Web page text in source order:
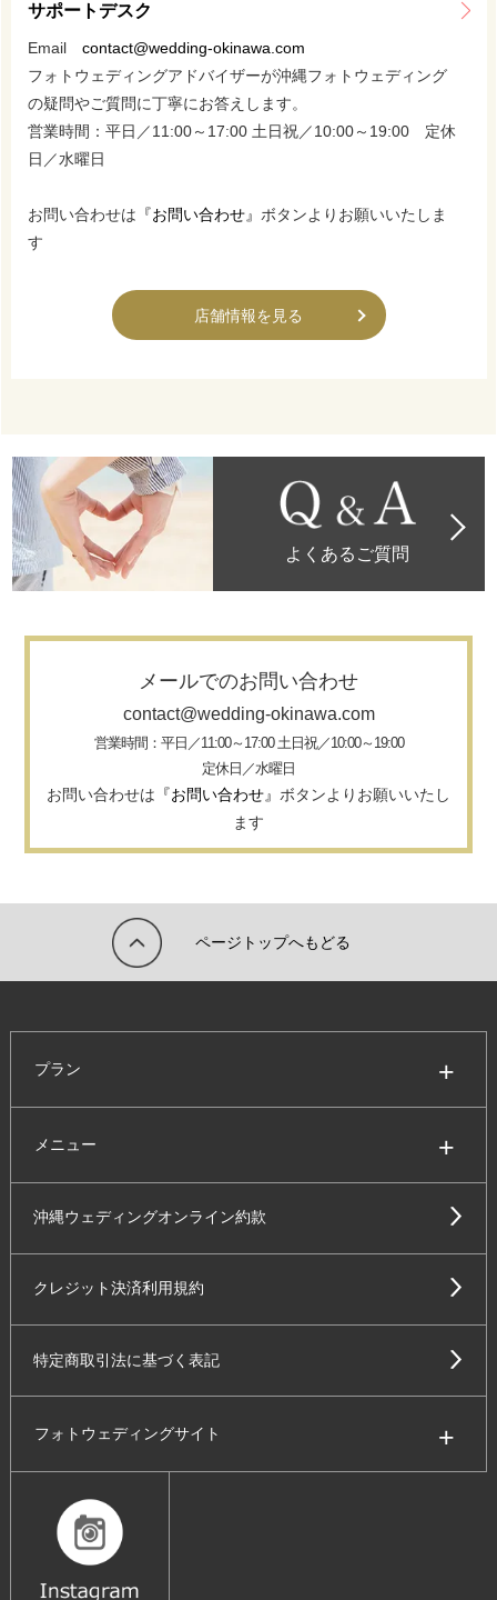
サポートデスク
Email contact@wedding-okinawa.com
フォトウェディングアドバイザーが沖縄フォトウェディング
の疑問やご質問に丁寧にお答えします。
営業時間：平日／11:00～17:00 土日祝／10:00～19:00 定休
日／水曜日
お問い合わせは 『お問い合わせ』 ボタンよりお願いいたしま
す
店舗情報を見る
よくあるご質問
メールでのお問い合わせ
contact@wedding-okinawa.com
営業時間：平日／11:00～17:00 土日祝／10:00～19:00
定休日／水曜日
お問い合わせは 『お問い合わせ』 ボタンよりお願いいたし
ます
ページトップへもどる
プラン
メニュー
沖縄ウェディングオンライン約款
クレジット決済利用規約
特定商取引法に基づく表記
フォトウェディングサイト